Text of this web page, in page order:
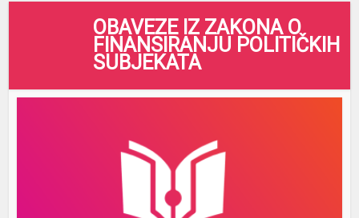
OBAVEZE IZ ZAKONA O
FINANSIRANJU POLITIČKIH
SUBJEKATA